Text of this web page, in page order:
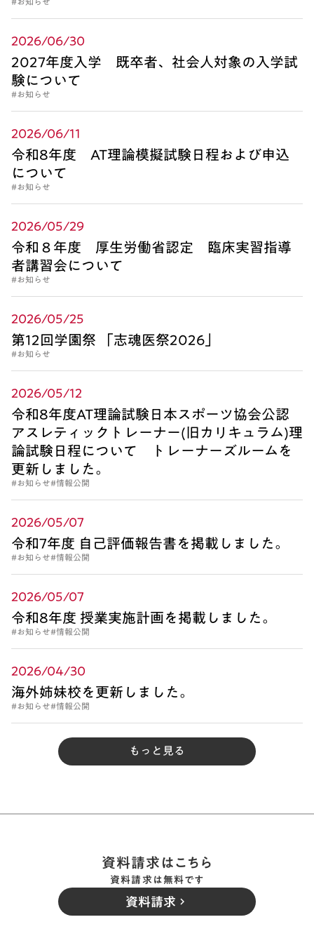
2026/06/30
2027年度入学 既卒者、社会人対象の入学試
験について
#お知らせ
2026/06/11
令和8年度 AT理論模擬試験日程および申込
について
#お知らせ
2026/05/29
令和８年度 厚生労働省認定 臨床実習指導
者講習会について
#お知らせ
2026/05/25
第12回学園祭 「志魂医祭2026」
#お知らせ
2026/05/12
令和8年度AT理論試験日本スポーツ協会公認
アスレティックトレーナー(旧カリキュラム)理
論試験日程について トレーナーズルームを
更新しました。
#お知らせ#情報公開
2026/05/07
令和7年度 自己評価報告書を掲載しました。
#お知らせ#情報公開
2026/05/07
令和8年度 授業実施計画を掲載しました。
#お知らせ#情報公開
2026/04/30
海外姉妹校を更新しました。
#お知らせ#情報公開
もっと見る
資料請求はこちら
資料請求は無料です
資料請求 keyboard_arrow_right